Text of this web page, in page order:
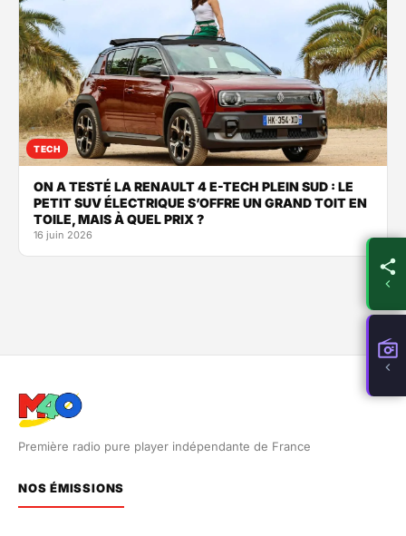
TECH
ON A TESTÉ LA RENAULT 4 E-TECH PLEIN SUD : LE
PETIT SUV ÉLECTRIQUE S’OFFRE UN GRAND TOIT EN
TOILE, MAIS À QUEL PRIX ?
16 juin 2026
Première radio pure player indépendante de France
NOS ÉMISSIONS